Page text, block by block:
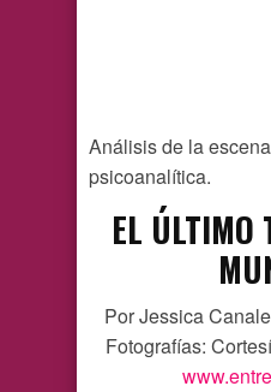
Análisis de la
psicoanalítica.
EL ÚLTIMO
Por Jessica
Fotografías: